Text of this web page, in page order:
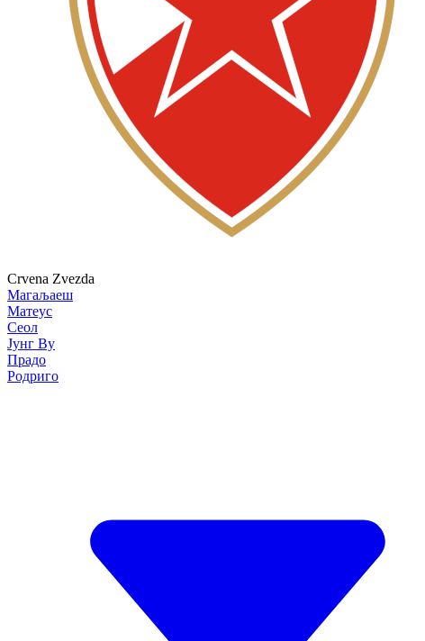
Crvena Zvezda
Магаљаеш
Матеус
Сеол
Јунг Ву
Прадо
Родриго